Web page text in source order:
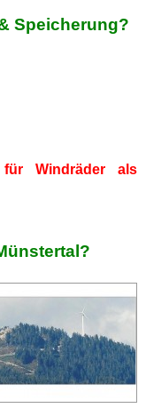
Speicherung?
für Windräder als